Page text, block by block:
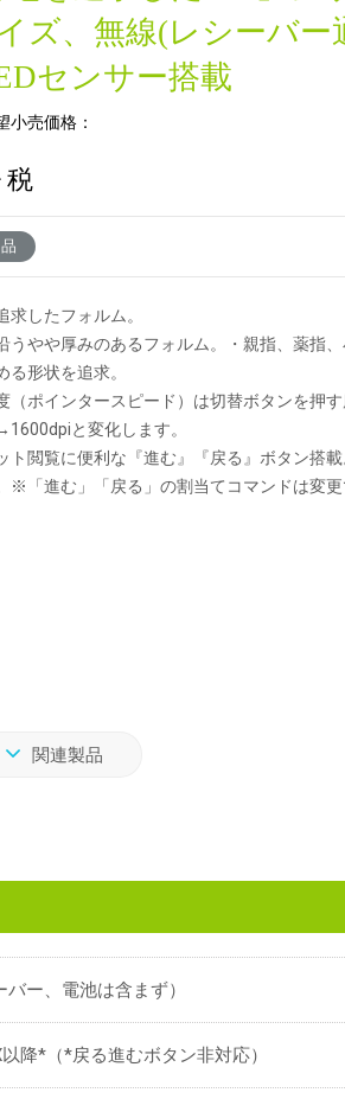
ズ、無線(レシーバー
センサー搭載
小売価格：
税
求したフォルム。
うやや厚みのあるフォルム。・親指、薬指
る形状を追求。
（ポインタースピード）は切替ボタンを押す
と変化します。
ト閲覧に便利な『進む』『戻る』ボタン搭
※「進む」「戻る」の割当てコマンドは変更
関連製品
ー、電池は含まず）
降*（*戻る進むボタン非対応）